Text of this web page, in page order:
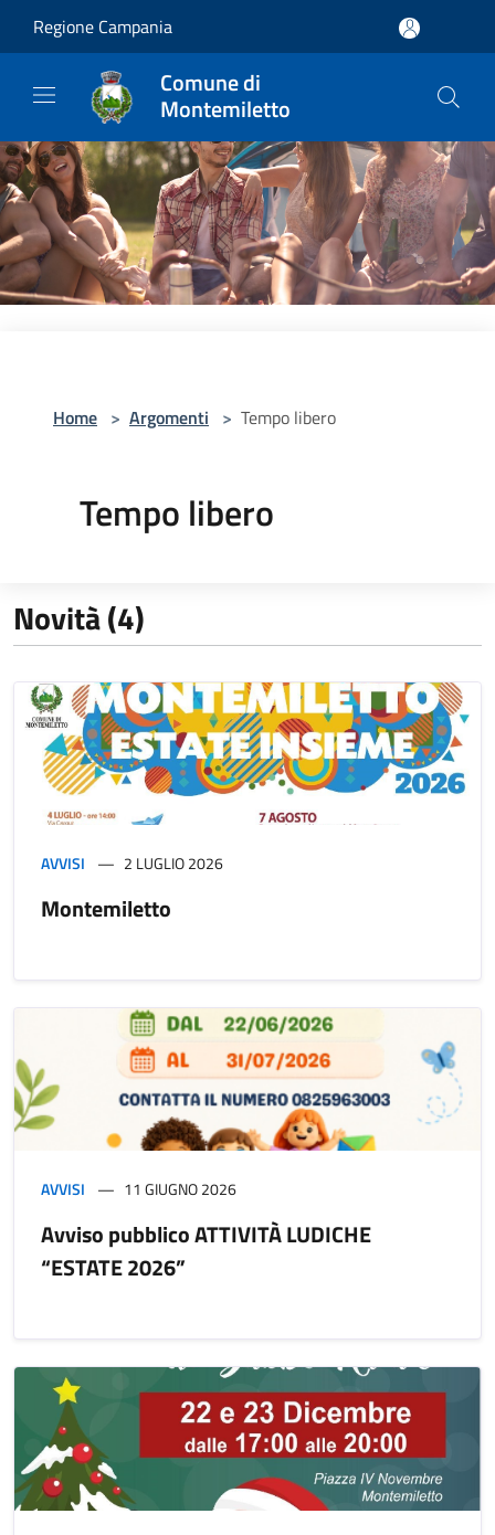
Regione Campania
Comune di
Montemiletto
Home > Argomenti > Tempo libero
Tempo libero
Novità (4)
AVVISI 2 LUGLIO 2026
Montemiletto
AVVISI 11 GIUGNO 2026
Avviso pubblico ATTIVITÀ LUDICHE
“ESTATE 2026”